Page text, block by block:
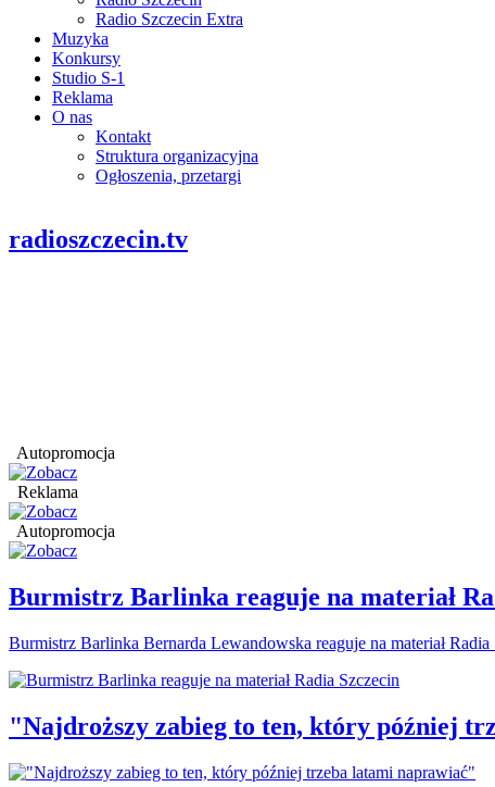
Radio Szczecin Extra
Muzyka
Konkursy
Studio S-1
Reklama
O nas
Kontakt
Struktura organizacyjna
Ogłoszenia, przetargi
radioszczecin.tv
Autopromocja
Reklama
Autopromocja
Burmistrz Barlinka reaguje na materiał
Burmistrz Barlinka Bernarda Lewandowska reaguje na materiał
"Najdroższy zabieg to ten, który później